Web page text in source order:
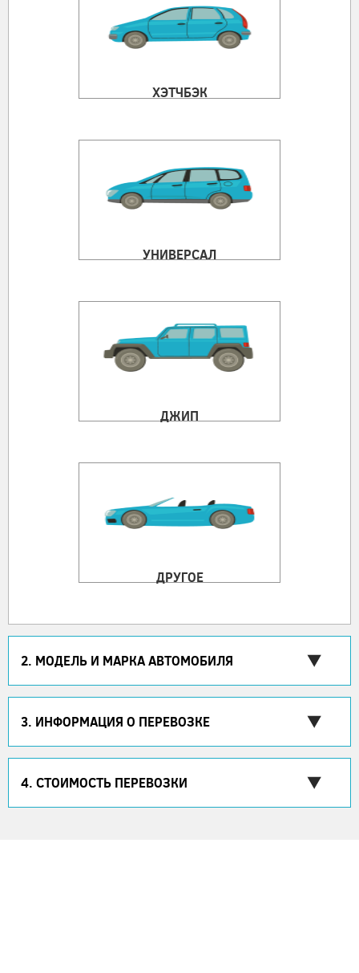
ХЭТЧБЭК
УНИВЕРСАЛ
ДЖИП
ДРУГОЕ
2. МОДЕЛЬ И МАРКА АВТОМОБИЛЯ
3. ИНФОРМАЦИЯ О ПЕРЕВОЗКЕ
4. СТОИМОСТЬ ПЕРЕВОЗКИ